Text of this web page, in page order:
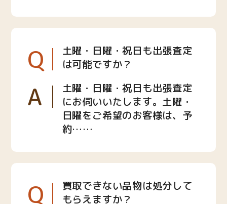
Q
土曜・日曜・祝日も出張査定
は可能ですか？
A
土曜・日曜・祝日も出張査定
にお伺いいたします。土曜・
日曜をご希望のお客様は、予
約……
Q
買取できない品物は処分して
もらえますか？